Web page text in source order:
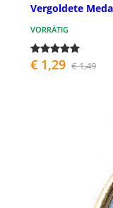
Vergoldete
VORRÄTIG
€ 1,29 € 1,49